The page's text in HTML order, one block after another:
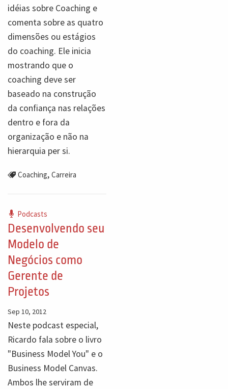
idéias sobre Coaching e
comenta sobre as quatro
dimensões ou estágios
do coaching. Ele inicia
mostrando que o
coaching deve ser
baseado na construção
da confiança nas relações
dentro e fora da
organização e não na
hierarquia per si.
Coaching, Carreira
Podcasts
Desenvolvendo seu
Modelo de
Negócios como
Gerente de
Projetos
Sep 10, 2012
Neste podcast especial,
Ricardo fala sobre o livro
"Business Model You" e o
Business Model Canvas.
Ambos lhe serviram de